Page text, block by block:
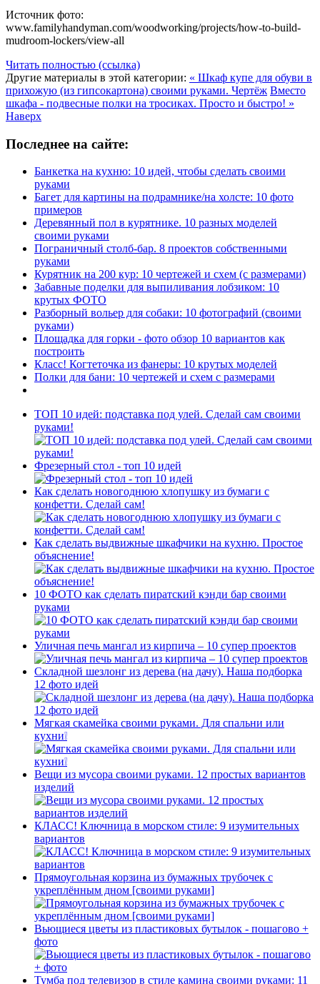
Источник фото:
www.familyhandyman.com/woodworking/projects/how-to-build-
mudroom-lockers/view-all
Читать полностью (ссылка)
Другие материалы в этой категории: « Шкаф купе для обуви в
прихожую (из гипсокартона) своими руками. Чертёж Вместо
шкафа - подвесные полки на тросиках. Просто и быстро! »
Наверх
Последнее на сайте:
Банкетка на кухню: 10 идей, чтобы сделать своими
руками
Багет для картины на подрамнике/на холсте: 10 фото
примеров
Деревянный пол в курятнике. 10 разных моделей
своими руками
Пограничный столб-бар. 8 проектов собственными
руками
Курятник на 200 кур: 10 чертежей и схем (с размерами)
Забавные поделки для выпиливания лобзиком: 10
крутых ФОТО
Разборный вольер для собаки: 10 фотографий (своими
руками)
Площадка для горки - фото обзор 10 вариантов как
построить
Класс! Когтеточка из фанеры: 10 крутых моделей
Полки для бани: 10 чертежей и схем с размерами
ТОП 10 идей: подставка под улей. Сделай сам своими
руками!
Фрезерный стол - топ 10 идей
Как сделать новогоднюю хлопушку из бумаги с
конфетти. Сделай сам!
Как сделать выдвижные шкафчики на кухню. Простое
объяснение!
10 ФОТО как сделать пиратский кэнди бар своими
руками
Уличная печь мангал из кирпича – 10 супер проектов
Складной шезлонг из дерева (на дачу). Наша подборка
12 фото идей
Мягкая скамейка своими руками. Для спальни или
кухни❕
Вещи из мусора своими руками. 12 простых вариантов
изделий
КЛАСС! Ключница в морском стиле: 9 изумительных
вариантов
Прямоугольная корзина из бумажных трубочек с
укреплённым дном [своими руками]
Вьющиеся цветы из пластиковых бутылок - пошагово +
фото
Тумба под телевизор в стиле камина своими руками: 11